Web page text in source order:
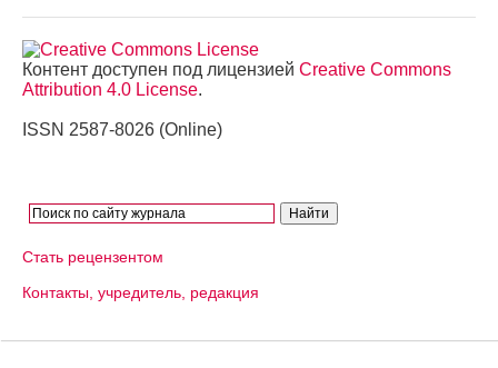
Контент доступен под лицензией Creative Commons
Attribution 4.0 License.
ISSN 2587-8026 (Online)
Стать рецензентом
Контакты, учредитель, редакция